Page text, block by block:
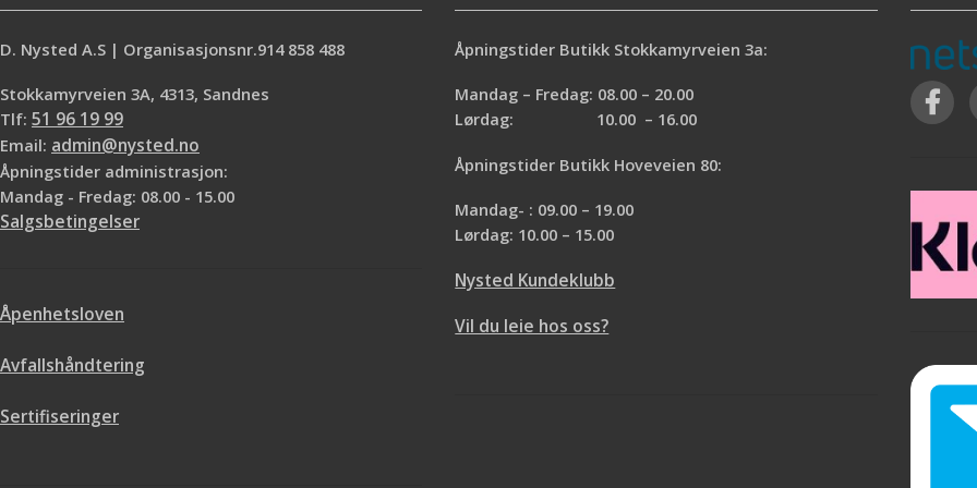
D. Nysted A.S | Organisasjonsnr.914 858 488
Stokkamyrveien 3A, 4313, Sandnes
Tlf: 51 96 19 99
Email: admin@nysted.no
Åpningstider administrasjon:
Mandag - Fredag: 08.00 - 15.00
Salgsbetingelser
Åpenhetsloven
Avfallshåndtering
Sertifiseringer
Åpningstider Butikk Stokkamyrveien 3a:
Mandag – Fredag: 08.00 – 20.00
Lørdag: 10.00 – 16.00
Åpningstider Butikk Hoveveien 80:
Mandag- : 09.00 – 19.00
Lørdag: 10.00 – 15.00
Nysted Kundeklubb
Vil du leie hos oss?